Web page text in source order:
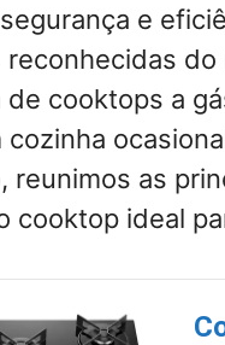
e
reconhecidas
de cooktops a
reunimos as
cooktop ideal